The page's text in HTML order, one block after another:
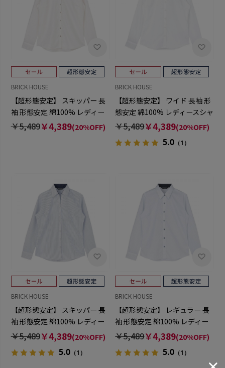
BRICK HOUSE
【超形態安定】 スキッパー 長
袖 形態安定 綿100% レディー
スシャツ
￥5,489￥4,389(20%OFF)
BRICK HOUSE
【超形態安定】 ワイド 長袖 形
態安定 綿100% レディースシャ
ツ
￥5,489￥4,389(20%OFF)
5.0 （1）
BRICK HOUSE
【超形態安定】 スキッパー 長
袖 形態安定 綿100% レディー
スシャツ
￥5,489￥4,389(20%OFF)
5.0（1）
BRICK HOUSE
【超形態安定】 レギュラー 長
袖 形態安定 綿100% レディー
スシャツ
￥5,489￥4,389(20%OFF)
5.0 （1）